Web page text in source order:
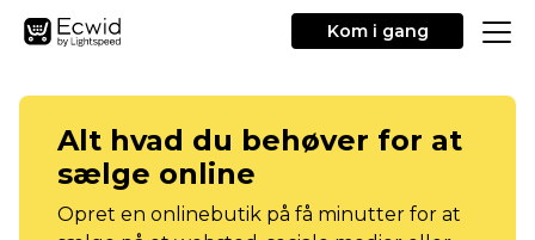
Kom i gang
Alt hvad du behøver for at
sælge online
Opret en onlinebutik på få minutter for at